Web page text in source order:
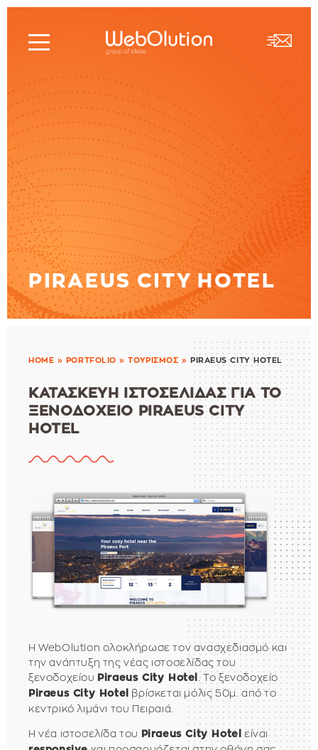
PIRAEUS CITY HOTEL
HOME » PORTFOLIO »ΤΟΥΡΙΣΜΟΣ » PIRAEUS CITY HOTEL
ΚΑΤΑΣΚΕΥΗ ΙΣΤΟΣΕΛΙΔΑΣ ΓΙΑ ΤΟ
ΞΕΝΟΔΟΧΕΙΟ PIRAEUS CITY
HOTEL
Η WebOlution ολοκλήρωσε τον ανασχεδιασμό και
την ανάπτυξη της νέας ιστοσελίδας του
ξενοδοχείου Piraeus City Hotel . Το ξενοδοχείο
Piraeus City Hotel
βρίσκεται μόλις 50μ. από το
κεντρικό λιμάνι του Πειραιά.
Η νέα ιστοσελίδα του Piraeus City Hotel είναι